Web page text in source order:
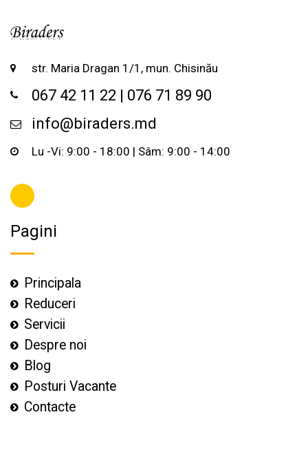
str. Maria Dragan 1/1, mun. Chisinău
067 42 11 22 | 076 71 89 90
info@biraders.md
Lu -Vi: 9:00 - 18:00 | Sâm: 9:00 - 14:00
Pagini
Principala
Reduceri
Servicii
Despre noi
Blog
Posturi Vacante
Contacte